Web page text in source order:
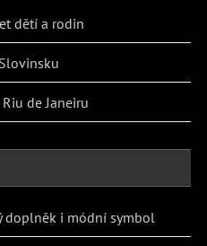
dětí a rodin
de Janeiru
doplněk i módní symbol